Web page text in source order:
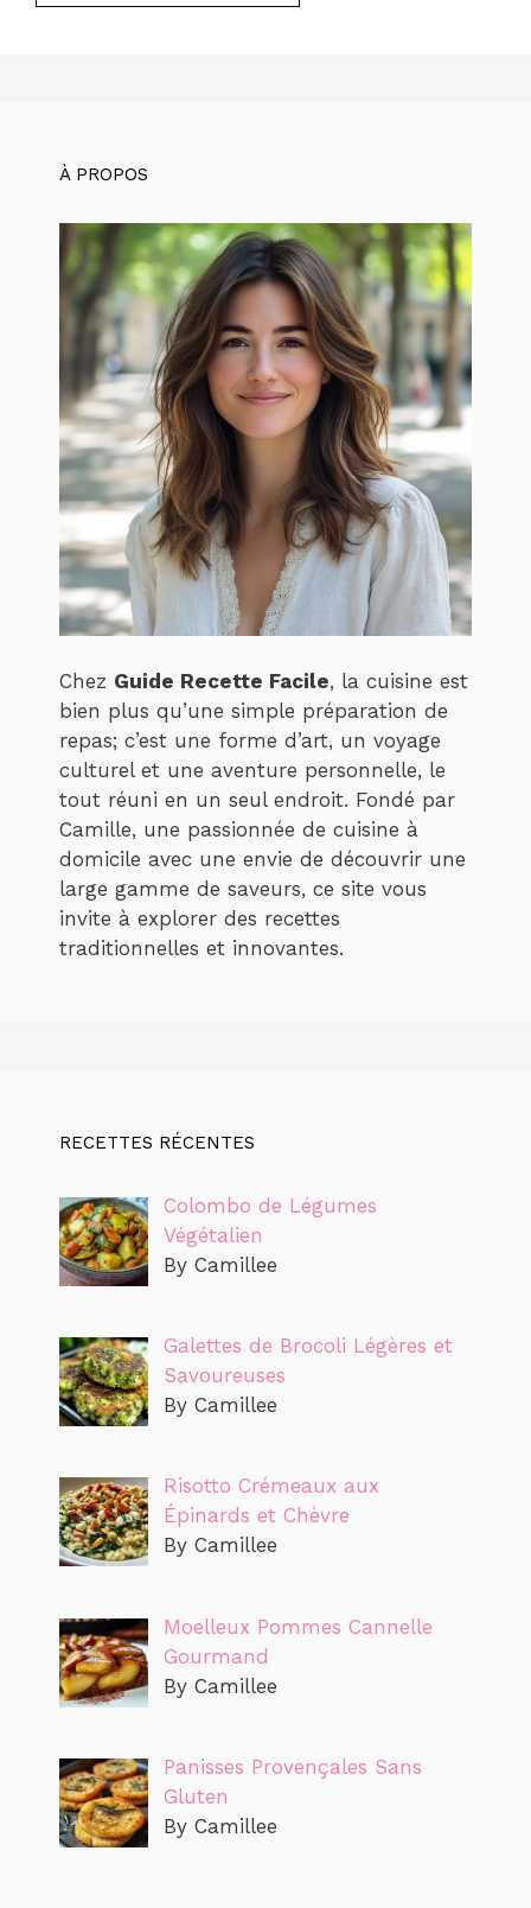
À PROPOS
Chez Guide Recette Facile, la cuisine est
bien plus qu’une simple préparation de
repas; c’est une forme d’art, un voyage
culturel et une aventure personnelle, le
tout réuni en un seul endroit. Fondé par
Camille, une passionnée de cuisine à
domicile avec une envie de découvrir une
large gamme de saveurs, ce site vous
invite à explorer des recettes
traditionnelles et innovantes.
RECETTES RÉCENTES
Colombo de Légumes
Végétalien
By Camillee
Galettes de Brocoli Légères et
Savoureuses
By Camillee
Risotto Crémeaux aux
Épinards et Chèvre
By Camillee
Moelleux Pommes Cannelle
Gourmand
By Camillee
Panisses Provençales Sans
Gluten
By Camillee